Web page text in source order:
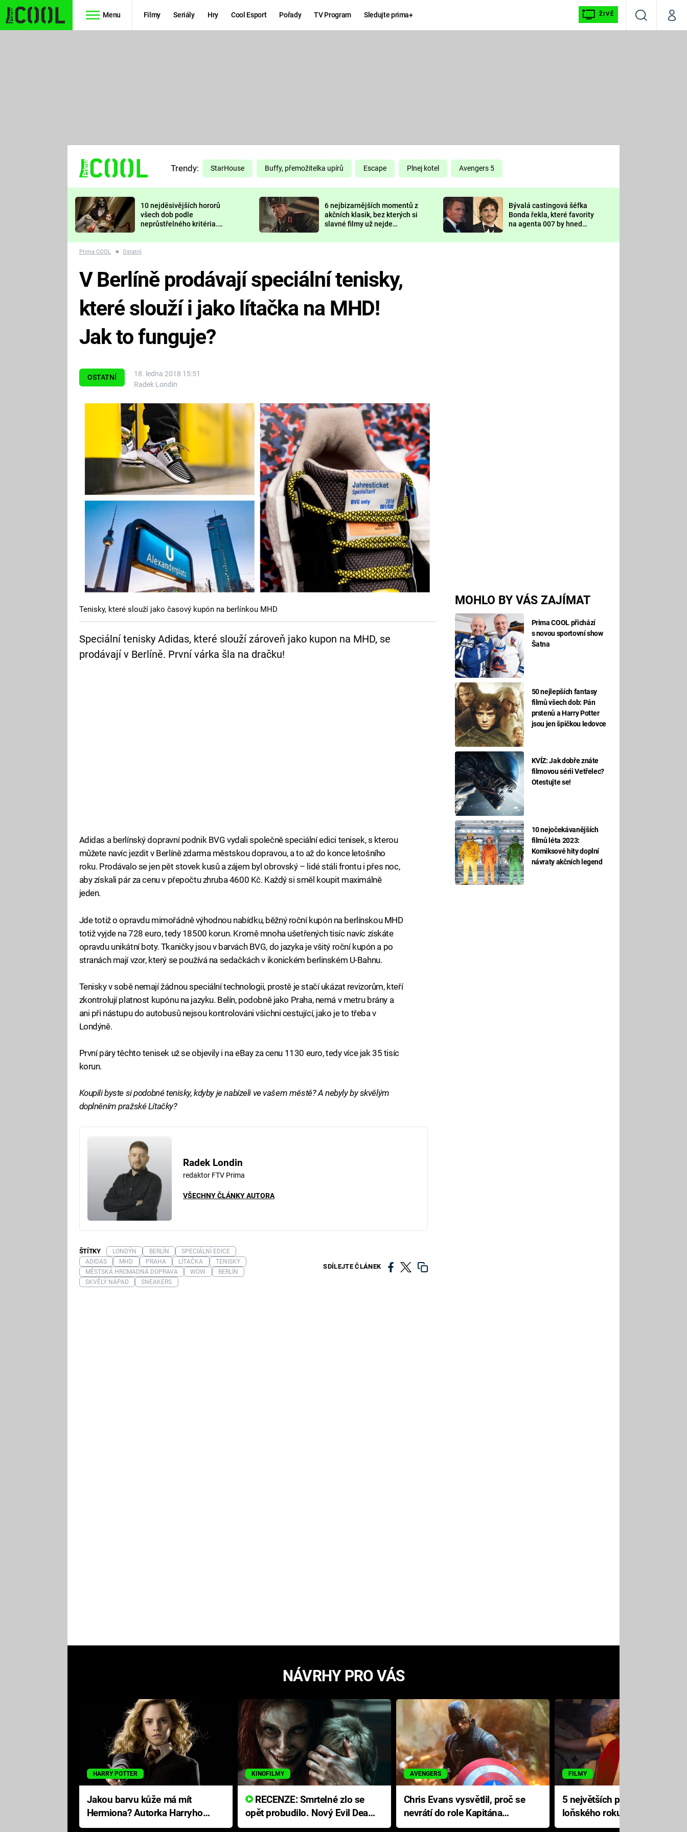
Menu Filmy Seriály Hry Cool Esport Pořady TV Program Sledujte prima+ ŽIVĚ
VyhledáváníMůj
TŘESKU
FUTURAMA
PREDÁTOR
DELIVERANCE
KOMEDIE
CHUCK
NORRIS
DEADPOOL
Prima LAJK
Sledujte nás
Trendy: StarHouse Buffy, přemožitelka upírů Escape Plnej kotel Avengers 5
10 nejděsivějších hororů
všech dob podle
neprůstřelného kritéria.
nejvíc zvednou tep?
6 nejbizarnějších momentů z
akčních klasik, bez kterých si
slavné filmy už nejde
Bývalá castingová šéfka
Bonda řekla, které favority
na agenta 007 by hned
Prima COOL ■ Ostatní
OSTATNÍ
18. ledna 2018 15:51
Radek Londin
MOHLO BY VÁS ZAJÍMAT
Prima COOL přichází
s novou sportovní show
Šatna
50 nejlepších fantasy
filmů všech dob: Pán
prstenů a Harry Potter
jsou jen špičkou ledovce
KVÍZ: Jak dobře znáte
filmovou sérii Vetřelec?
Otestujte se!
10 nejočekávanějších
filmů léta 2023:
Komiksové hity doplní
návraty akčních legend
V Berlíně prodávají speciální tenisky,
které slouží i jako lítačka na MHD!
Jak to funguje?
Tenisky, které slouží jako časový kupón na berlínkou MHD
Speciální tenisky Adidas, které slouží zároveň jako kupon na MHD, se
prodávají v Berlíně. První várka šla na dračku!
Adidas a berlínský dopravní podnik BVG vydali společně speciální edici tenisek, s kterou
můžete navíc jezdit v Berlíně zdarma městskou dopravou, a to až do konce letošního
roku. Prodávalo se jen pět stovek kusů a zájem byl obrovský – lidé stáli frontu i přes noc,
aby získali pár za cenu v přepočtu zhruba 4600 Kč. Každý si směl koupit maximálně
jeden.
Jde totiž o opravdu mimořádně výhodnou nabídku, běžný roční kupón na berlínskou MHD
totiž vyjde na 728 euro, tedy 18500 korun. Kromě mnoha ušetřených tisíc navíc získáte
opravdu unikátní boty. Tkaničky jsou v barvách BVG, do jazyka je všitý roční kupón a po
stranách mají vzor, který se používá na sedačkách v ikonickém berlinském U-Bahnu.
Tenisky v sobě nemají žádnou speciální technologii, prostě je stačí ukázat revizorům, kteří
zkontrolují platnost kupónu na jazyku. Belín, podobně jako Praha, nemá v metru brány a
ani při nástupu do autobusů nejsou kontrolováni všichni cestující, jako je to třeba v
Londýně.
První páry těchto tenisek už se objevily i na eBay za cenu 1130 euro, tedy více jak 35 tisíc
korun.
Koupili byste si podobné tenisky, kdyby je nabízeli ve vašem městě? A nebyly by skvělým
doplněním pražské Lítačky?
Radek Londin
redaktor FTV Prima
VŠECHNY ČLÁNKY AUTORA
SDÍLEJTE ČLÁNEK
ŠTÍTKY LONDÝN BERLÍN
SPECIÁLNÍ EDICE
ADIDAS
MHD PRAHA LÍTAČKA
TENISKY
MĚSTSKÁ HROMADNÁ DOPRAVA
WOW
BERLÍN
SKVĚLÝ NÁPAD
SNEAKERS
NÁVRHY PRO VÁS
HARRY POTTER
Jakou barvu kůže má mít
Hermiona? Autorka Harryho
Pottera přišla s ráznou
KINOFILMY
RECENZE: Smrtelné zlo se
opět probudilo. Nový Evil Dead
přichází s neodolatelnou
AVENGERS
Chris Evans vysvětlil, proč se
nevrátí do role Kapitána
Ameriky
FILMY
5 největších propadáků
loňského roku: Disney na
jediné katastrofě prodělal 200